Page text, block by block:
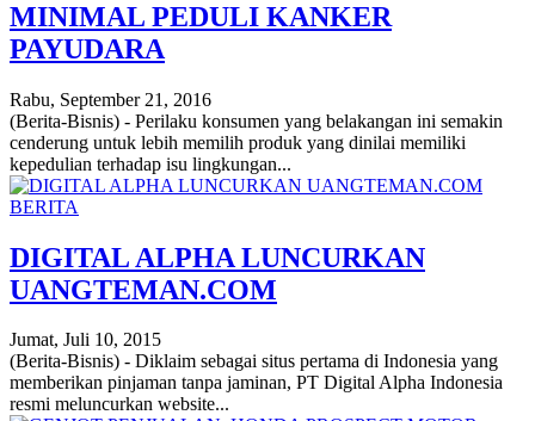
MINIMAL PEDULI KANKER
PAYUDARA
Rabu, September 21, 2016
(Berita-Bisnis) - Perilaku konsumen yang belakangan ini semakin
cenderung untuk lebih memilih produk yang dinilai memiliki
kepedulian terhadap isu lingkungan...
BERITA
DIGITAL ALPHA LUNCURKAN
UANGTEMAN.COM
Jumat, Juli 10, 2015
(Berita-Bisnis) - Diklaim sebagai situs pertama di Indonesia yang
memberikan pinjaman tanpa jaminan, PT Digital Alpha Indonesia
resmi meluncurkan website...